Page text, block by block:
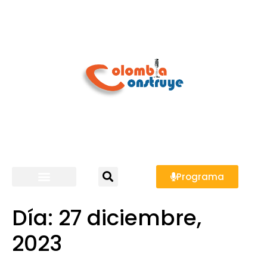
Programa
Día: 27 diciembre,
2023